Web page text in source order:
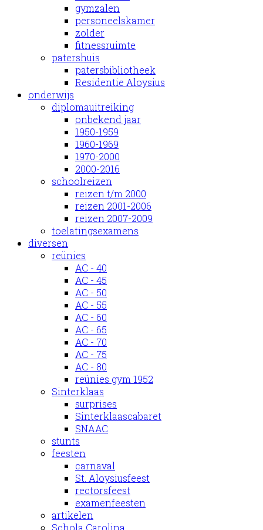
gymzalen
personeelskamer
zolder
fitnessruimte
patershuis
patersbibliotheek
Residentie Aloysius
onderwijs
diplomauitreiking
onbekend jaar
1950-1959
1960-1969
1970-2000
2000-2016
schoolreizen
reizen t/m 2000
reizen 2001-2006
reizen 2007-2009
toelatingsexamens
diversen
reünies
AC - 40
AC - 45
AC - 50
AC - 55
AC - 60
AC - 65
AC - 70
AC - 75
AC - 80
reünies gym 1952
Sinterklaas
surprises
Sinterklaascabaret
SNAAC
stunts
feesten
carnaval
St. Aloysiusfeest
rectorsfeest
examenfeesten
artikelen
Schola Carolina